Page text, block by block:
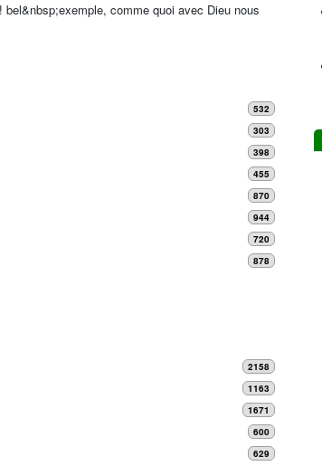
comme quoi avec Dieu nous
532
303
398
455
870
944
720
878
2158
1163
1671
600
629